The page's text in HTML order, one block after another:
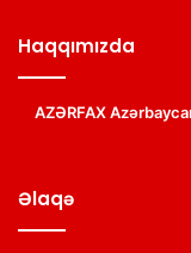
Haqqımızda
AZƏRFAX
Əlaqə